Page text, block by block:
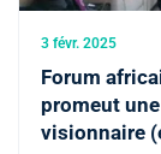
3 févr. 2025
Forum
promeut
visionnaire